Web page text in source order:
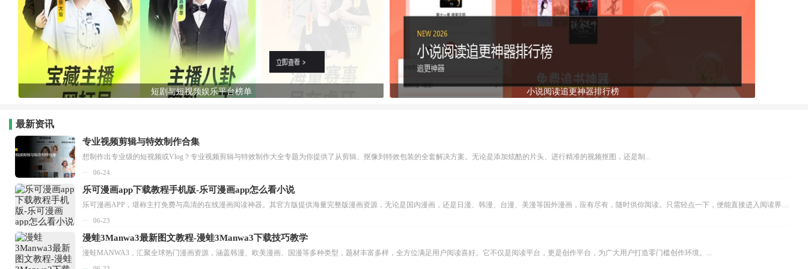
短剧与短视频娱乐平台榜单 小说阅读追更神器排行榜
最新资讯
专业视频剪辑与特效制作合集
想制作出专业级的短视频或Vlog？专业视频剪辑与特效制作大全专题为你提供了从剪辑、抠像到特效包装的全套解决方案。无论是添加炫酷的片头、进行精准的视频抠图，还是制...
06-24
乐可漫画app下载教程手机版-乐可漫画app怎么看小说
乐可漫画APP，堪称主打免费与高清的在线漫画阅读神器。其官方版提供海量完整版漫画资源，无论是国内漫画，还是日漫、韩漫、台漫、美漫等国外漫画，应有尽有，随时供你阅读。只需轻点一下，便能直接进入阅读界面。不仅如此，乐可漫画最新版本更新速度极快，在这里，你总能抢先看到全网一手漫画章节内容！...
06-23
漫蛙3Manwa3最新图文教程-漫蛙3Manwa3下载技巧教学
漫蛙MANWA3，汇聚全球热门漫画资源，涵盖韩漫、欧美漫画、国漫等多种类型，题材丰富多样，全方位满足用户阅读喜好。它不仅是阅读平台，更是创作平台，为广大用户打造零门槛创作环境。...